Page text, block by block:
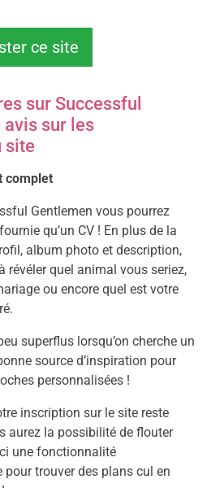
ce site
sur Successful
avis sur les
site
complet
Gentlemen vous pourrez
qu’un CV ! En plus de la
album photo et description,
révéler quel animal vous seriez,
ou encore quel est votre
superflus lorsqu’on cherche un
source d’inspiration pour
personnalisées !
inscription sur le site reste
aurez la possibilité de flouter
une fonctionnalité
trouver des plans cul en